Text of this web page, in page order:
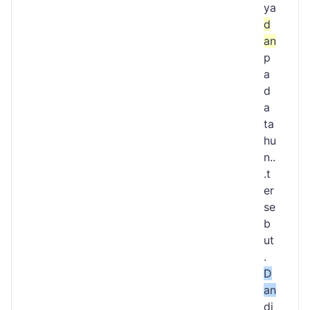
ya
d
an
p
a
d
a
ta
hu
n..
.t
er
se
b
ut
.
D
an
di